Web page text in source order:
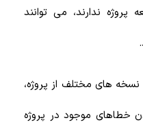
ندارند، می توانند
نسخه های مختلف از پروژه،
خطاهای موجود در پروژه